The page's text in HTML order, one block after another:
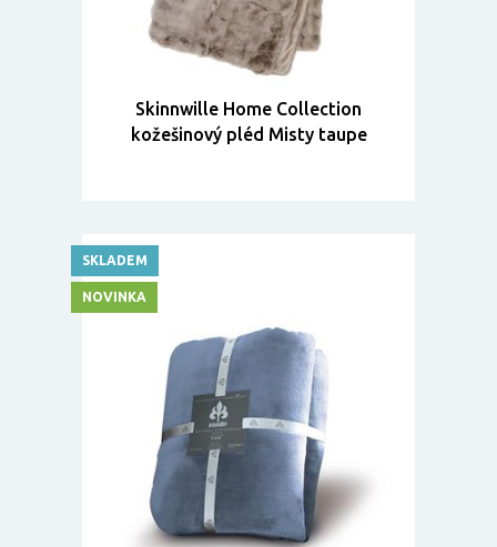
Skinnwille Home Collection
kožešinový pléd Misty taupe
SKLADEM
NOVINKA